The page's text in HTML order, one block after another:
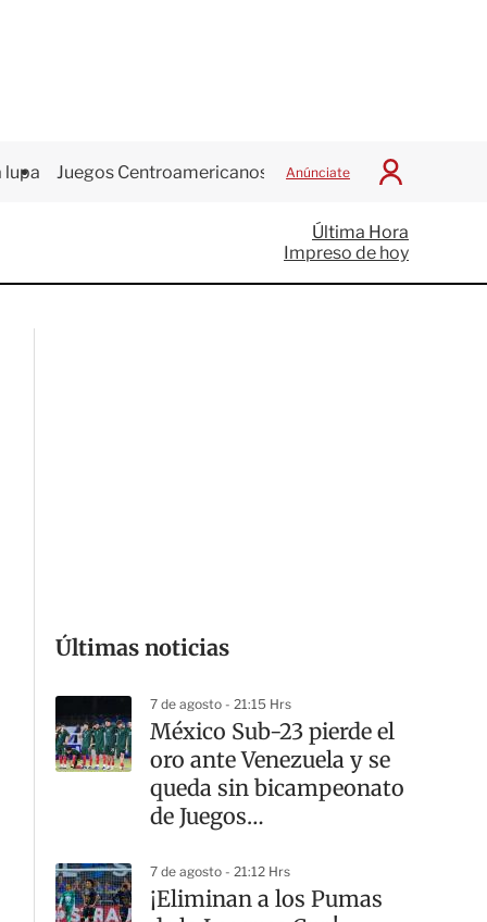
lupa Juegos Centroamericanos Anúnciate
I
c
i
a
Última Hora
Impreso de hoy
Últimas noticias
7 de agosto - 21:15 Hrs
México Sub-23 pierde el
oro ante Venezuela y se
queda sin bicampeonato
de Juegos
7 de agosto - 21:12 Hrs
¡Eliminan a los Pumas